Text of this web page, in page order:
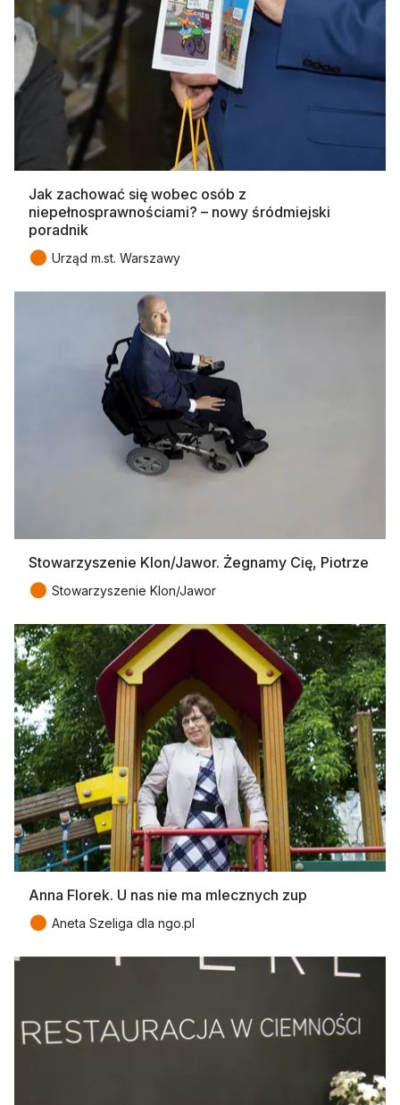
Jak zachować się wobec osób z
niepełnosprawnościami? – nowy śródmiejski
poradnik
● Urząd m.st. Warszawy
Stowarzyszenie Klon/Jawor. Żegnamy Cię, Piotrze
● Stowarzyszenie Klon/Jawor
Anna Florek. U nas nie ma mlecznych zup
● Aneta Szeliga dla ngo.pl